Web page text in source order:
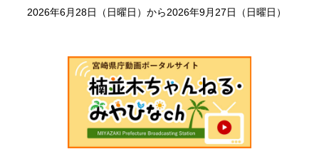
2026年6月28日（日曜日）から2026年9月27日（日曜日）